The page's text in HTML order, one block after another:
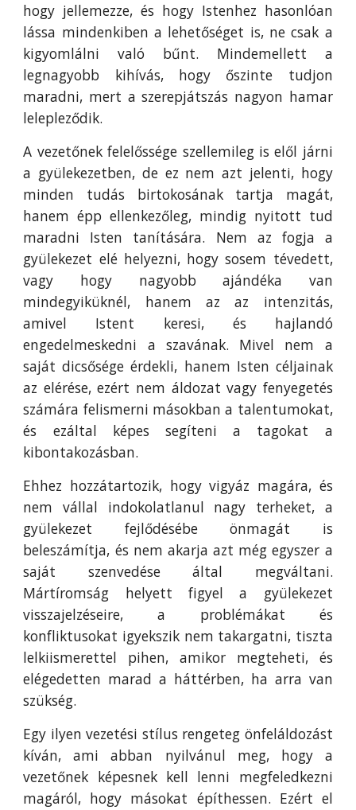
hogy jellemezze, és hogy Istenhez hasonlóan
lássa mindenkiben a lehetőséget is, ne csak a
kigyomlálni való bűnt. Mindemellett a
legnagyobb kihívás, hogy őszinte tudjon
maradni, mert a szerepjátszás nagyon hamar
lelepleződik.
A vezetőnek felelőssége szellemileg is elől járni
a gyülekezetben, de ez nem azt jelenti, hogy
minden tudás birtokosának tartja magát,
hanem épp ellenkezőleg, mindig nyitott tud
maradni Isten tanítására. Nem az fogja a
gyülekezet elé helyezni, hogy sosem tévedett,
vagy hogy nagyobb ajándéka van
mindegyiküknél, hanem az az intenzitás,
amivel Istent keresi, és hajlandó
engedelmeskedni a szavának. Mivel nem a
saját dicsősége érdekli, hanem Isten céljainak
az elérése, ezért nem áldozat vagy fenyegetés
számára felismerni másokban a talentumokat,
és ezáltal képes segíteni a tagokat a
kibontakozásban.
Ehhez hozzátartozik, hogy vigyáz magára, és
nem vállal indokolatlanul nagy terheket, a
gyülekezet fejlődésébe önmagát is
beleszámítja, és nem akarja azt még egyszer a
saját szenvedése által megváltani.
Mártíromság helyett figyel a gyülekezet
visszajelzéseire, a problémákat és
konfliktusokat igyekszik nem takargatni, tiszta
lelkiismerettel pihen, amikor megteheti, és
elégedetten marad a háttérben, ha arra van
szükség.
Egy ilyen vezetési stílus rengeteg önfeláldozást
kíván, ami abban nyilvánul meg, hogy a
vezetőnek képesnek kell lenni megfeledkezni
magáról, hogy másokat építhessen. Ezért el